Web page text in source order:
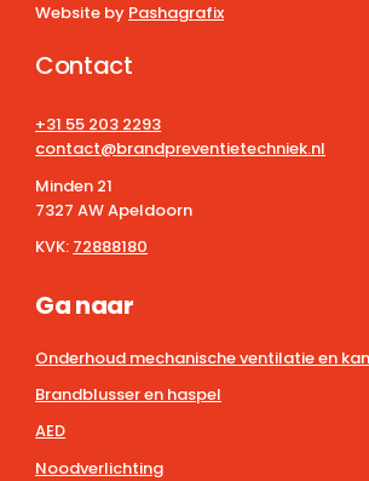
Website by Pashagrafix
Contact
+31 55 203 2293
contact@brandpreventietechniek.nl
Minden 21
7327 AW Apeldoorn
KVK: 72888180
Ga naar
Onderhoud mechanische ventilatie en
Brandblusser en haspel
AED
Noodverlichting